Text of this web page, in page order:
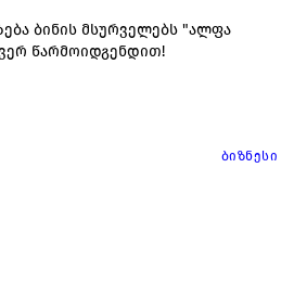
ბინის მსურველებს "ალფა
წარმოიდგენდით!
ბიზნესი